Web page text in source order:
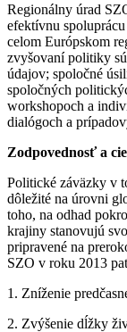
Regionálny úrad
efektívnu
celom Európskom
zvyšovaní politiky
údajov; spoločné
spoločných
workshopoch a
dialógoch a
Zodpovednosť a
Politické záväzky v
dôležité na úrovni
toho, na odhad
krajiny stanovujú
pripravené na
SZO v roku 2013
1. Zníženie
2. Zvýšenie dĺžky